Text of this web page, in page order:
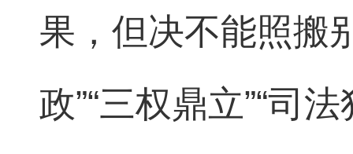
果，但决不能照搬
政”“三权鼎立”“司